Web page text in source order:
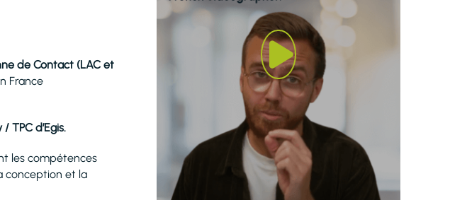
de Contact (LAC et
France
TPC d’Egis.
les compétences
conception et la